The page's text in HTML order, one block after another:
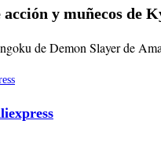
y muñecos de
de Demon Slayer de